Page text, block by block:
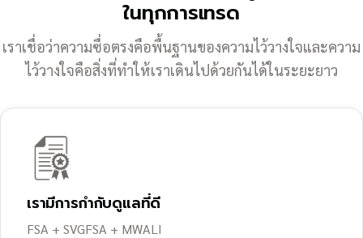
ในทุกการเทรด
เราเชื่อว่าความซื่อตรงคือพื้นฐานของความไว้วางใจและความ
ไว้วางใจคือสิ่งที่ทำให้เราเดินไปด้วยกันได้ในระยะยาว
เรามีการกำกับดูแลที่ดี
FSA + SVGFSA + MWALI